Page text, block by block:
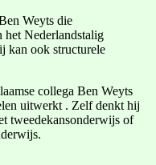
Weyts die
het Nederlandstalig
kan ook structurele
collega Ben Weyts
uitwerkt . Zelf denkt hij
tweedekansonderwijs of